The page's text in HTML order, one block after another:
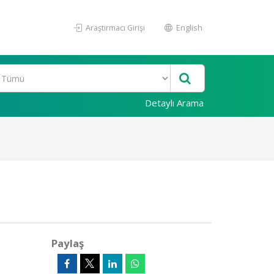
Araştırmacı Girişi English
Detaylı Arama
Paylaş